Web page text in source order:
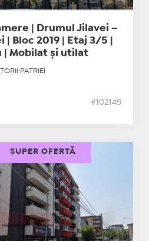
| Drumul Jilavei –
Bloc 2019 | Etaj 3/5 |
| Mobilat și utilat
PATRIEI
#102145
SUPER OFERTĂ